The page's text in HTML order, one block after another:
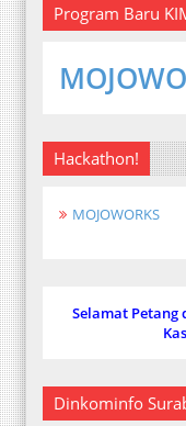
Program Baru
Hackathon!
MOJOWORKS
Selamat Petang
Dinkominfo